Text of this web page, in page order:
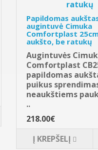
Papildomas
augintuvė Cimuka
Comfortplast
aukšto, be ratukų
Augintuvės
Comfortplast
papildomas
puikus
neaukštiems
..
218.00€
Į KREPŠELĮ